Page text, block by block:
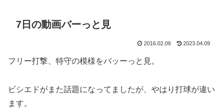
7日の動画バーっと見
2016.02.09 2023.04.09
フリー打撃、特守の模様をバッーっと見。
ビシエドがまた話題になってましたが、やはり打球が違い
ます。